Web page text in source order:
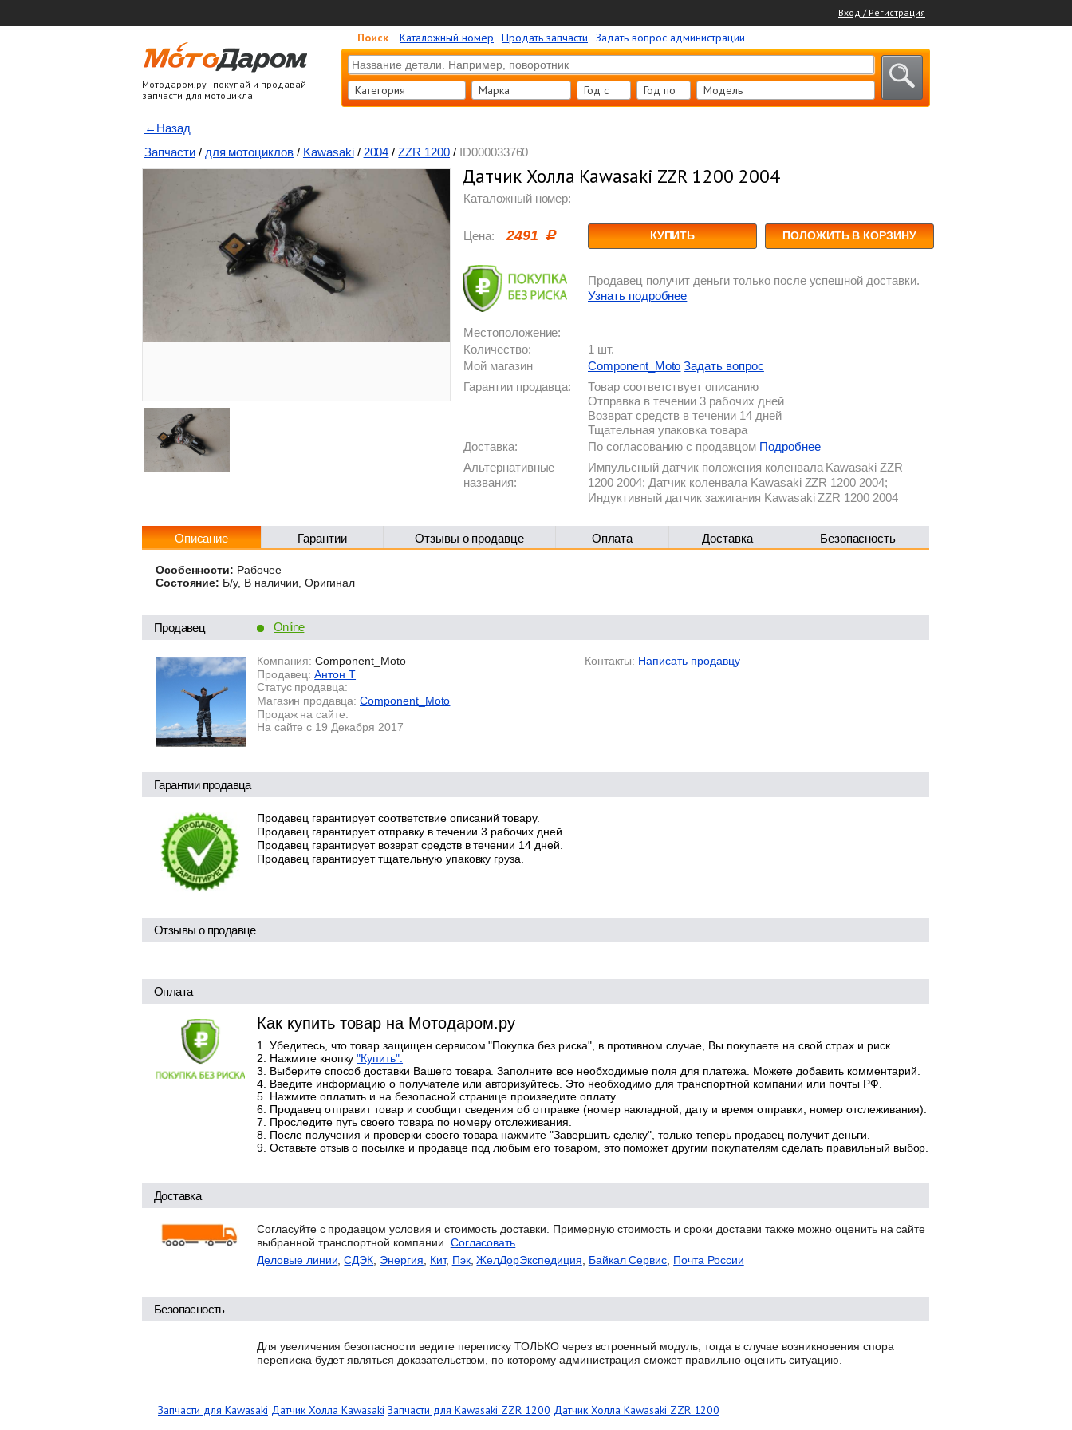
Вход / Регистрация
Мотодаром.ру - покупай и продавай
запчасти для мотоцикла
Поиск Каталожный номер Продать запчасти Задать вопрос администрации
Категория Марка Год c Год по Модель
←Назад
Запчасти / для мотоциклов / Kawasaki / 2004 / ZZR 1200/ ID000033760
Датчик Холла Kawasaki ZZR 1200 2004
Каталожный номер:
Цена: 2491 КУПИТЬ ПОЛОЖИТЬ В КОРЗИНУ
Продавец получит деньги только после успешной доставки.
Узнать подробнее
Местоположение:
Количество:
1 шт.
Мой магазин
Component_Moto Задать вопрос
Гарантии продавца:
Товар соответствует описанию
Отправка в течении 3 рабочих дней
Возврат средств в течении 14 дней
Тщательная упаковка товара
Доставка:
По согласованию с продавцом Подробнее
Альтернативные
названия:
Импульсный датчик положения коленвала Kawasaki ZZR
1200 2004; Датчик коленвала Kawasaki ZZR 1200 2004;
Индуктивный датчик зажигания Kawasaki ZZR 1200 2004
Описание Гарантии Отзывы о продавце Оплата Доставка Безопасность
Особенности: Рабочее
Состояние: Б/у, В наличии, Оригинал
Продавец Online
Компания: Component_Moto
Продавец: Антон Т
Статус продавца:
Магазин продавца: Component_Moto
Продаж на сайте:
На сайте с 19 Декабря 2017
Контакты: Написать продавцу
Гарантии продавца
Продавец гарантирует соответствие описаний товару.
Продавец гарантирует отправку в течении 3 рабочих дней.
Продавец гарантирует возврат средств в течении 14 дней.
Продавец гарантирует тщательную упаковку груза.
Отзывы о продавце
Оплата
Как купить товар на Мотодаром.ру
Убедитесь, что товар защищен сервисом "Покупка без риска", в противном случае, Вы покупаете на свой страх и риск.
Нажмите кнопку"Купить".
Выберите способ доставки Вашего товара. Заполните все необходимые поля для платежа. Можете добавить комментарий.
Введите информацию о получателе или авторизуйтесь. Это необходимо для транспортной компании или почты РФ.
Нажмите оплатить и на безопасной странице произведите оплату.
Продавец отправит товар и сообщит сведения об отправке (номер накладной, дату и время отправки, номер отслеживания).
Проследите путь своего товара по номеру отслеживания.
После получения и проверки своего товара нажмите "Завершить сделку", только теперь продавец получит деньги.
Оставьте отзыв о посылке и продавце под любым его товаром, это поможет другим покупателям сделать правильный выбор.
Доставка
Согласуйте с продавцом условия и стоимость доставки. Примерную стоимость и сроки доставки также можно оценить на сайте
выбранной транспортной компании. Согласовать
Деловые линии ,СДЭК Энергия Кит, Пэк,ЖелДорЭкспедиция Байкал Сервис Почта России
Безопасность
Для увеличения безопасности ведите переписку ТОЛЬКО через встроенный модуль, тогда в случае возникновения спора
переписка будет являться доказательством, по которому администрация сможет правильно оценить ситуацию.
Запчасти для Kawasaki Датчик Холла Kawasaki Запчасти для Kawasaki ZZR 1200 Датчик Холла Kawasaki ZZR 1200